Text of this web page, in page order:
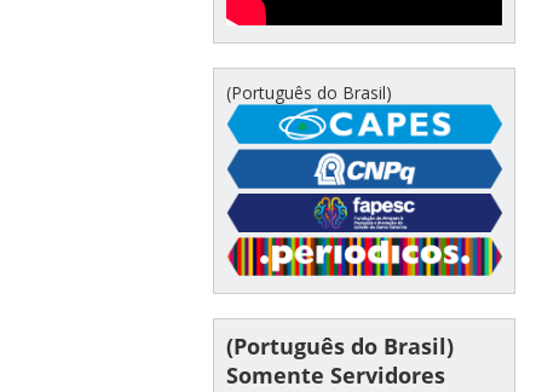
(Português do Brasil)
(Português do Brasil)
Somente Servidores